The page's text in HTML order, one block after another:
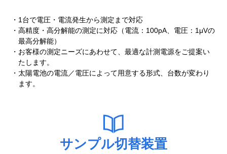
1台で電圧・電流発生から測定まで対応
高精度・高分解能の測定に対応（電流：100pA、電圧：1μVの
最高分解能）
お客様の測定ニーズにあわせて、最適な計測電源をご提案い
たします。
太陽電池の電流／電圧によって用意する形式、台数が変わり
ます。
サンプル切替装置